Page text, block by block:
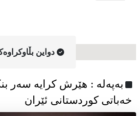
دواین
به‌په‌له‌ : هێرش کرایە سەر
خەباتی کوردستانی ئێران